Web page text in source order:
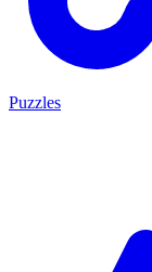
Puzzles